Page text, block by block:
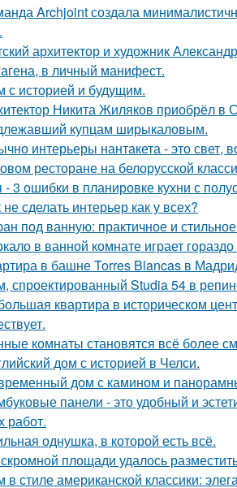
Archjoint создала
архитектор и художник
в личный манифест.
с историей и будущим.
Никита Жиляков приобрёл в
купцам ширыкаловым.
интерьеры нантакета - это свет,
ресторане на белорусской
- 3 ошибки в планировке кухни с
не сделать интерьер как у всех?
под ванную: практичное и
в ванной комнате играет
в башне Torres Blancas в
спроектированный Studia 54 в
квартира в историческом
комнаты становятся всё более
дом с историей в Челси.
дом с камином и
панели - это удобный и
работ.
однушка, в которой есть всё.
площади удалось
в стиле американской классики: